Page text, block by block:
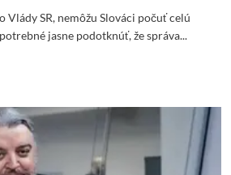
Vlády SR, nemôžu Slováci počuť celú
jasne podotknúť, že správa...